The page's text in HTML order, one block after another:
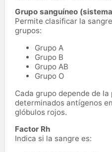
Grupo sanguíneo
Permite clasificar la
grupos:
Grupo A
Grupo B
Grupo AB
Grupo O
Cada grupo depende de
determinados antígenos
glóbulos rojos.
Factor Rh
Indica si la sangre es: